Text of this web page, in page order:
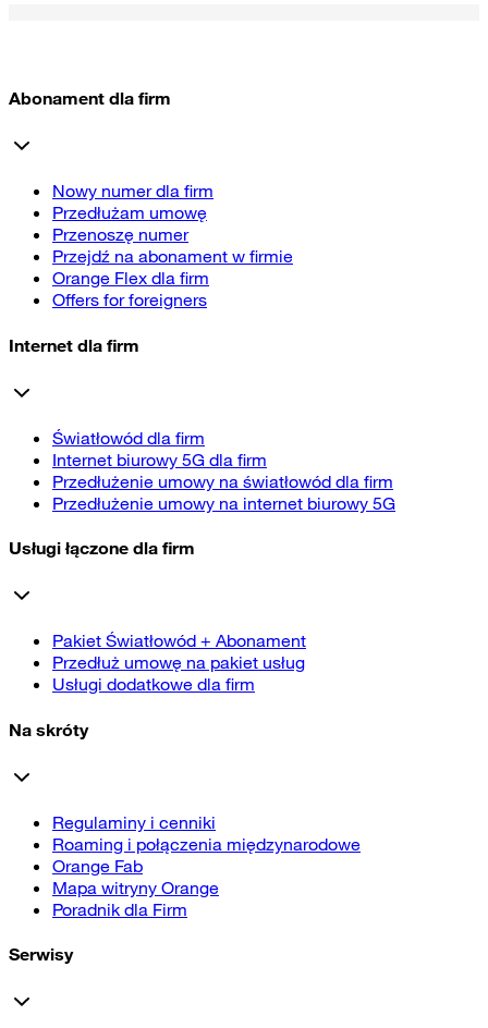
Abonament dla firm
Nowy numer dla firm
Przedłużam umowę
Przenoszę numer
Przejdź na abonament w firmie
Orange Flex dla firm
Offers for foreigners
Internet dla firm
Światłowód dla firm
Internet biurowy 5G dla firm
Przedłużenie umowy na światłowód dla firm
Przedłużenie umowy na internet biurowy 5G
Usługi łączone dla firm
Pakiet Światłowód + Abonament
Przedłuż umowę na pakiet usług
Usługi dodatkowe dla firm
Na skróty
Regulaminy i cenniki
Roaming i połączenia międzynarodowe
Orange Fab
Mapa witryny Orange
Poradnik dla Firm
Serwisy